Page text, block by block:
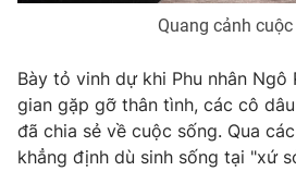
® Cấm sao chép dưới mọi hình thức
thuận bằng văn bản. Ghi rõ nguồn
thông tin từ website này.
Quang cảnh cuộc
Bày tỏ vinh dự khi Phu nhân Ngô
gian gặp gỡ thân tình, các cô
đã chia sẻ về cuộc sống. Qua
khẳng định dù sinh sống tại "xứ